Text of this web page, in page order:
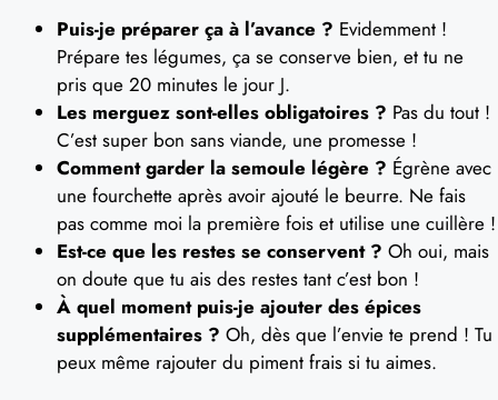
Puis-je préparer ça à l’avance ? Evidemment !
Prépare tes légumes, ça se conserve bien, et tu ne
pris que 20 minutes le jour J.
Les merguez sont-elles obligatoires ? Pas du tout !
C’est super bon sans viande, une promesse !
Comment garder la semoule légère ? Égrène avec
une fourchette après avoir ajouté le beurre. Ne fais
pas comme moi la première fois et utilise une cuillère !
Est-ce que les restes se conservent ? Oh oui, mais
on doute que tu ais des restes tant c’est bon !
À quel moment puis-je ajouter des épices
supplémentaires ? Oh, dès que l’envie te prend ! Tu
peux même rajouter du piment frais si tu aimes.